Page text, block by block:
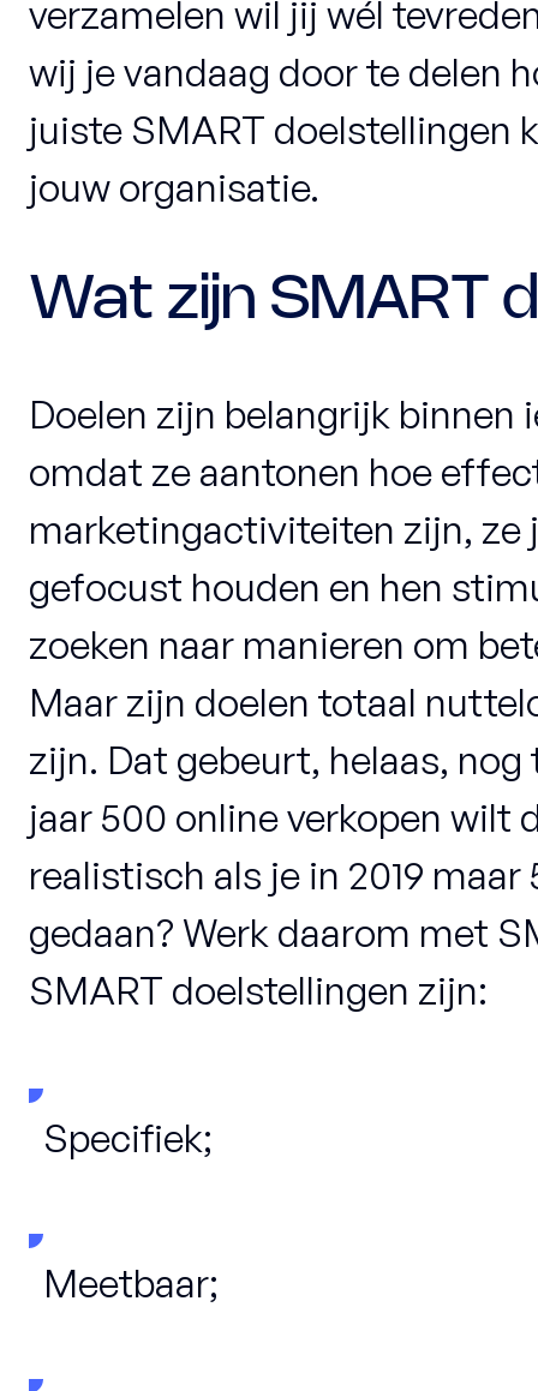
verzamelen wil jij wél
wij je vandaag door te delen
juiste SMART doelstellingen
jouw organisatie.
Wat zijn SMART
Doelen zijn belangrijk
omdat ze aantonen hoe
marketingactiviteiten zijn,
gefocust houden en hen
zoeken naar manieren om
Maar zijn doelen totaal
zijn. Dat gebeurt, helaas,
jaar 500 online verkopen wilt
realistisch als je in 2019
gedaan? Werk daarom met
SMART doelstellingen zijn:
Specifiek;
Meetbaar;